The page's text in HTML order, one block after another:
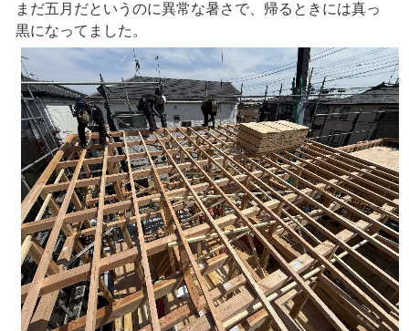
まだ五月だというのに異常な暑さで、帰るときには真っ
黒になってました。